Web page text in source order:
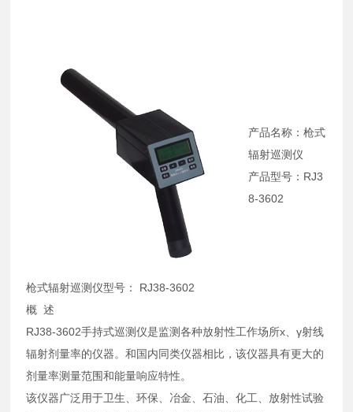
产品名称：枪式
辐射巡测仪
产品型号：RJ3
8-3602
枪式辐射巡测仪型号： RJ38-3602
概 述
RJ38-3602手持式巡测仪是监测各种放射性工作场所х、γ射线
辐射剂量率的仪器。和国内同类仪器相比，该仪器具有更大的
剂量率测量范围和能量响应特性。
该仪器广泛用于卫生、环保、冶金、石油、化工、放射性试验